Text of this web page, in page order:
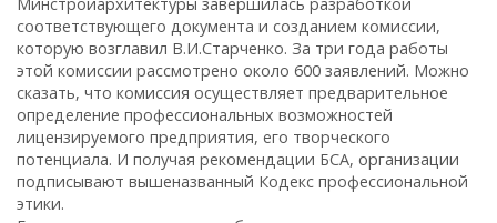
соответствующего документа и созданием комиссии,
которую возглавил В.И.Старченко. За три года работы
этой комиссии рассмотрено около 600 заявлений. Можно
сказать, что комиссия осуществляет предварительное
определение профессиональных возможностей
лицензируемого предприятия, его творческого
потенциала. И получая рекомендации БСА, организации
подписывают вышеназванный Кодекс профессиональной
этики.